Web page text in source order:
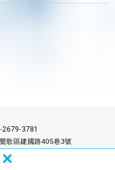
×
2679-3781
歌區建國路405巷3號
箱：